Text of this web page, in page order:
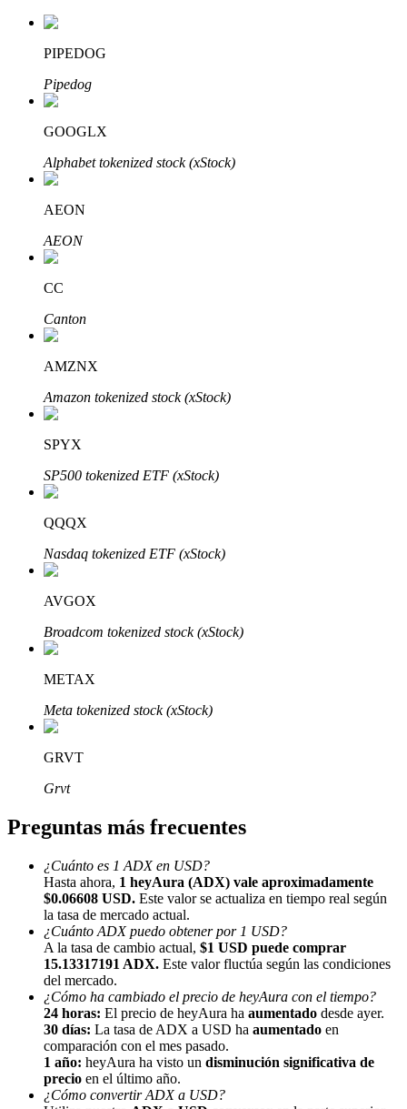
Inversión automática
Obtenga ganancias a largo plazo e intereses flexibles
Aprender Staking
Obtenga más información sobre cómo obtener ingresos pasivos
Bitrue Partners
Afiliados de Bitrue
¡Hasta un 65% de comisiones!
Referencia
Invita a un amigo para recibir recompensas en efectivo
BTC Welcome Rewards
PIPEDOG
Pipedog
GOOGLX
Alphabet tokenized stock (xStock)
AEON
AEON
CC
Canton
AMZNX
Amazon tokenized stock (xStock)
SPYX
SP500 tokenized ETF (xStock)
QQQX
Nasdaq tokenized ETF (xStock)
AVGOX
Broadcom tokenized stock (xStock)
METAX
Meta tokenized stock (xStock)
GRVT
Grvt
Preguntas más frecuentes
¿Cuánto es 1 ADX en USD?
Hasta ahora, 1 heyAura (ADX) vale aproximadamente
$0.06608 USD. Este valor se actualiza en tiempo real según
la tasa de mercado actual.
¿Cuánto ADX puedo obtener por 1 USD?
A la tasa de cambio actual, $1 USD puede comprar
15.13317191 ADX. Este valor fluctúa según las condiciones
del mercado.
¿Cómo ha cambiado el precio de heyAura con el tiempo?
24 horas: El precio de heyAura ha aumentado desde ayer.
30 días: La tasa de ADX a USD ha aumentado en
comparación con el mes pasado.
1 año: heyAura ha visto un disminución significativa de
precio en el último año.
¿Cómo convertir ADX a USD?